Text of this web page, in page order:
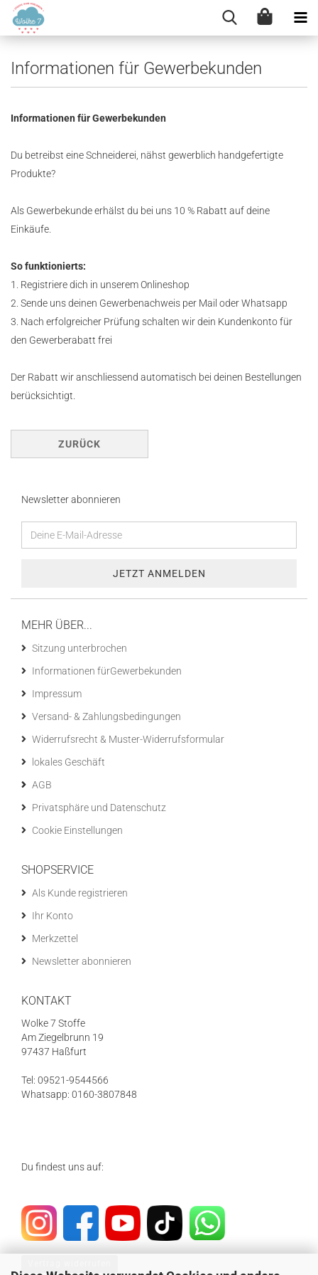
Informationen für Gewerbekunden
Informationen für Gewerbekunden
Du betreibst eine Schneiderei, nähst gewerblich handgefertigte
Produkte?
Als Gewerbekunde erhälst du bei uns 10 % Rabatt auf deine
Einkäufe.
So funktionierts:
1. Registriere dich in unserem Onlineshop
2. Sende uns deinen Gewerbenachweis per Mail oder Whatsapp
3. Nach erfolgreicher Prüfung schalten wir dein Kundenkonto für
den Gewerberabatt frei
Der Rabatt wir anschliessend automatisch bei deinen Bestellungen
berücksichtigt.
ZURÜCK
Newsletter abonnieren
MEHR ÜBER...
Sitzung unterbrochen
Informationen fürGewerbekunden
Impressum
Versand- & Zahlungsbedingungen
Widerrufsrecht & Muster-Widerrufsformular
lokales Geschäft
AGB
Privatsphäre und Datenschutz
Cookie Einstellungen
SHOPSERVICE
Als Kunde registrieren
Ihr Konto
Merkzettel
Newsletter abonnieren
KONTAKT
Wolke 7 Stoffe
Am Ziegelbrunn 19
97437 Haßfurt
Tel: 09521-9544566
Whatsapp: 0160-3807848
Du findest uns auf: